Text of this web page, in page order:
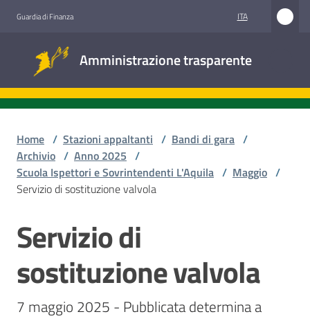
Guardia di Finanza ITA
Amministrazione trasparente
trasparente
Accesso
Stazioni
appaltanti
Home / Stazioni appaltanti / Bandi di gara /
Archivio / Anno 2025 /
Scuola Ispettori e Sovrintendenti L'Aquila / Maggio /
Servizio di sostituzione valvola
Salta al contenuto
Servizio di
sostituzione valvola
7 maggio 2025 - Pubblicata determina a